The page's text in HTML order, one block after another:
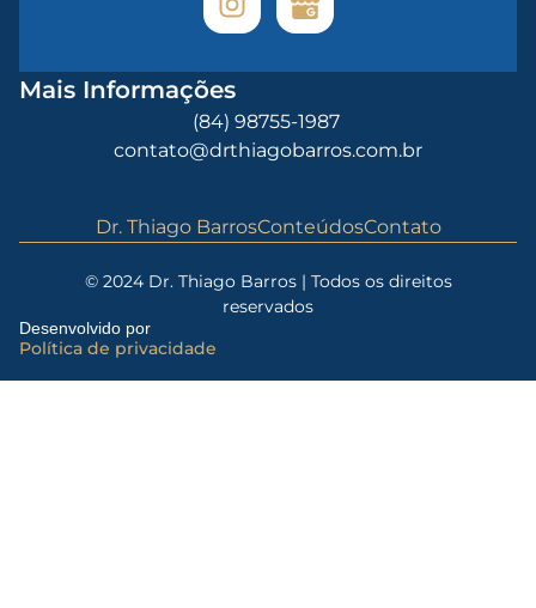
Mais Informações
(84) 98755-1987
contato@drthiagobarros.com.br
Dr. Thiago BarrosConteúdosContato
© 2024 Dr. Thiago Barros | Todos os direitos
reservados
Desenvolvido por
Política de privacidade